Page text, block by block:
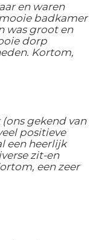
en waren
badkamer
was groot en
dorp
Kortom,
gekend van
positieve
een heerlijk
zit-en
een zeer